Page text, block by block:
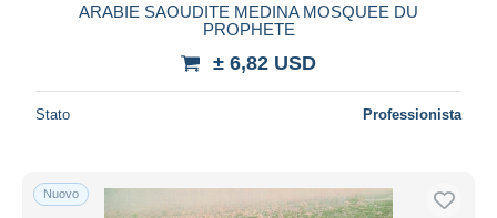
ARABIE SAOUDITE MEDINA MOSQUEE DU
PROPHETE
± 6,82 USD
Stato Professionista
Nuovo